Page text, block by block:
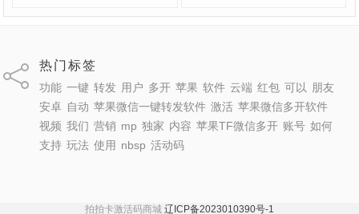
热门标签
功能 一键 转发 用户 多开 苹果 软件 云端 红包 可以
朋友
安卓 自动 苹果微信一键转发软件 激活 苹果微信多开软件
视频 我们 营销 mp 独家 内容 苹果TF微信多开 账号 如何
支持 玩法 使用 nbsp 活动码
拍拍卡激活码商城 辽ICP备2023010390号-1